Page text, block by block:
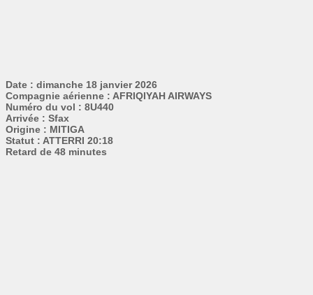
Date : dimanche 18 janvier 2026
Compagnie aérienne : AFRIQIYAH AIRWAYS
Numéro du vol : 8U440
Arrivée : Sfax
Origine : MITIGA
Statut : ATTERRI 20:18
Retard de 48 minutes